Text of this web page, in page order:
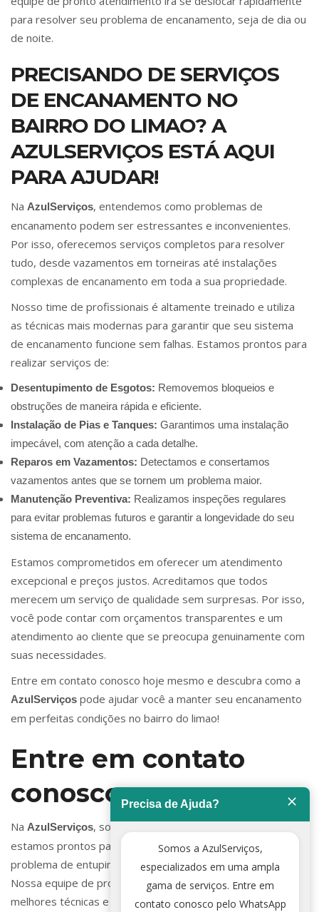
para resolver seu problema de encanamento, seja de dia ou
de noite.
PRECISANDO DE SERVIÇOS
DE ENCANAMENTO NO
BAIRRO DO LIMAO? A
AZULSERVIÇOS ESTÁ AQUI
PARA AJUDAR!
Na AzulServiços, entendemos como problemas de
encanamento podem ser estressantes e inconvenientes.
Por isso, oferecemos serviços completos para resolver
tudo, desde vazamentos em torneiras até instalações
complexas de encanamento em toda a sua propriedade.
Nosso time de profissionais é altamente treinado e utiliza
as técnicas mais modernas para garantir que seu sistema
de encanamento funcione sem falhas. Estamos prontos para
realizar serviços de:
Desentupimento de Esgotos: Removemos bloqueios e
obstruções de maneira rápida e eficiente.
Instalação de Pias e Tanques: Garantimos uma instalação
impecável, com atenção a cada detalhe.
Reparos em Vazamentos: Detectamos e consertamos
vazamentos antes que se tornem um problema maior.
Manutenção Preventiva: Realizamos inspeções regulares
para evitar problemas futuros e garantir a longevidade do seu
sistema de encanamento.
Estamos comprometidos em oferecer um atendimento
excepcional e preços justos. Acreditamos que todos
merecem um serviço de qualidade sem surpresas. Por isso,
você pode contar com orçamentos transparentes e um
atendimento ao cliente que se preocupa genuinamente com
suas necessidades.
Entre em contato conosco hoje mesmo e descubra como a
AzulServiços pode ajudar você a manter seu encanamento
em perfeitas condições no bairro do limao!
Entre em contato
conosco
Na AzulServiços, somos especialistas em encanamento e
estamos prontos para ajudar você a resolver qualquer
problema de entupimento em sua residência ou empresa.
Nossa equipe de profissionais qualificados utiliza as
melhores técnicas e equipamentos para garantir um serviço
Precisa de Ajuda?
Somos a AzulServiços,
especializados em uma ampla
gama de serviços. Entre em
contato conosco pelo WhatsApp